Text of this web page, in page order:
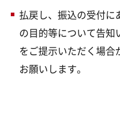
払戻し、振込の受付に
の目的等について告
をご提示いただく場合
お願いします。